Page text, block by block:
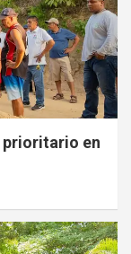
prioritario en